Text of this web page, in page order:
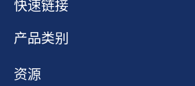
快速链接
产品类别
资源